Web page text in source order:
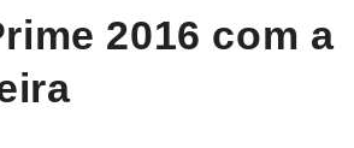
2016 com a